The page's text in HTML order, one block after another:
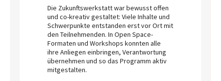
Die Zukunftswerkstatt war bewusst offen
und co-kreativ gestaltet: Viele Inhalte und
Schwerpunkte entstanden erst vor Ort mit
den Teilnehmenden. In Open Space-
Formaten und Workshops konnten alle
ihre Anliegen einbringen, Verantwortung
übernehmen und so das Programm aktiv
mitgestalten.